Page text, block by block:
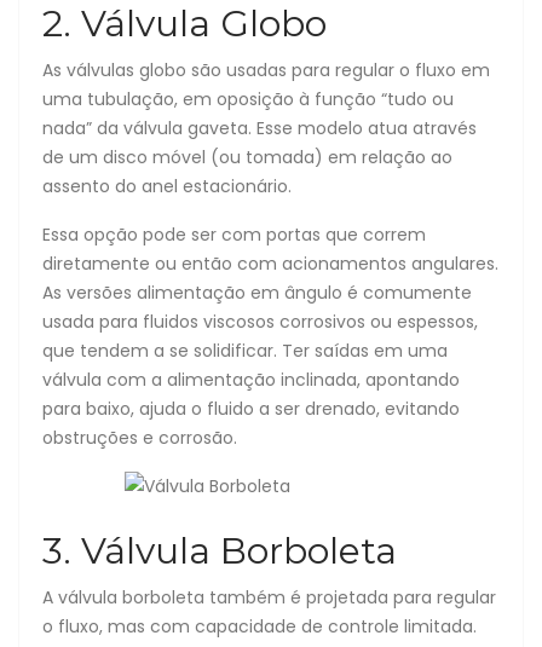
2. Válvula Globo
As válvulas globo são usadas para regular o fluxo em
uma tubulação, em oposição à função “tudo ou
nada” da válvula gaveta. Esse modelo atua através
de um disco móvel (ou tomada) em relação ao
assento do anel estacionário.
Essa opção pode ser com portas que correm
diretamente ou então com acionamentos angulares.
As versões alimentação em ângulo é comumente
usada para fluidos viscosos corrosivos ou espessos,
que tendem a se solidificar. Ter saídas em uma
válvula com a alimentação inclinada, apontando
para baixo, ajuda o fluido a ser drenado, evitando
obstruções e corrosão.
3. Válvula Borboleta
A válvula borboleta também é projetada para regular
o fluxo, mas com capacidade de controle limitada.